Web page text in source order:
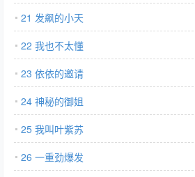
21 发飙的小天
22 我也不太懂
23 依依的邀请
24 神秘的御姐
25 我叫叶紫苏
26 一重劲爆发